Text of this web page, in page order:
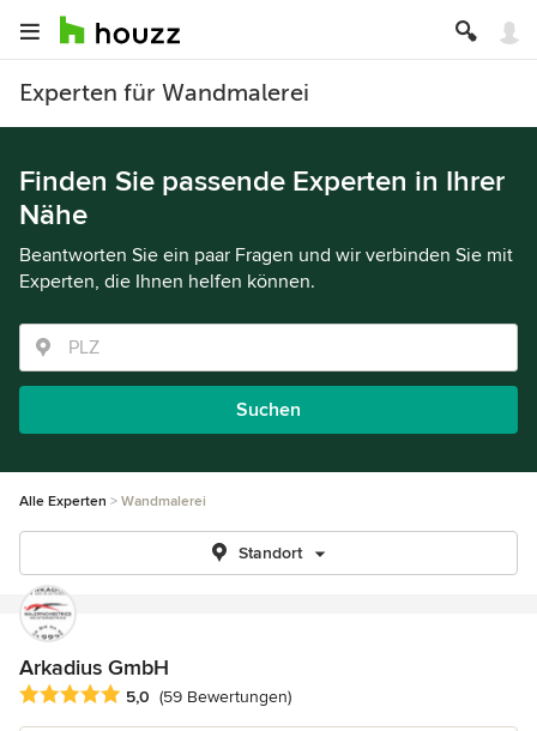
Experten für Wandmalerei
Finden Sie passende Experten in Ihrer
Nähe
Beantworten Sie ein paar Fragen und wir verbinden Sie mit
Experten, die Ihnen helfen können.
Suchen
Alle Experten Wandmalerei
Standort
Arkadius GmbH
Durchschnittliche Bewertung: 5 von 5 Sternen
5,0 (59 Bewertungen)